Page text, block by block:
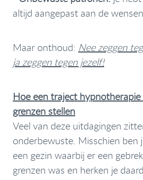
altijd aangepast aan de
Maar onthoud: Nee zeggen
ja zeggen tegen jezelf!
Hoe een traject
grenzen stellen
Veel van deze uitdagingen
onderbewuste. Misschien ben
een gezin waarbij er een
grenzen was en herken je